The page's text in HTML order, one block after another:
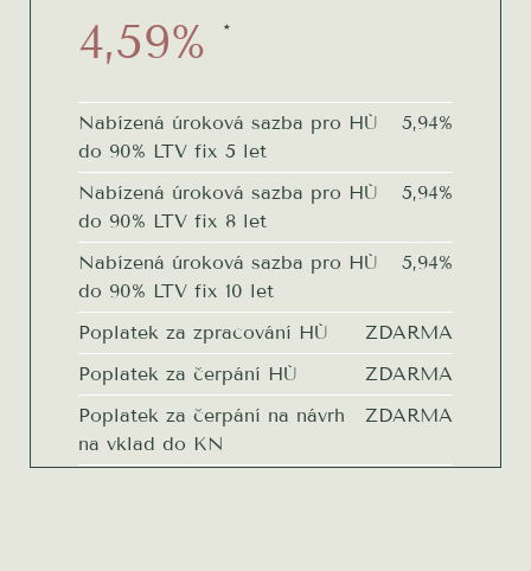
4,59% *
Nabízená úroková sazba pro HÚ
do 90% LTV fix 5 let
5,94%
Nabízená úroková sazba pro HÚ
do 90% LTV fix 8 let
5,94%
Nabízená úroková sazba pro HÚ
do 90% LTV fix 10 let
5,94%
Poplatek za zpracování HÚ
ZDARMA
Poplatek za čerpání HÚ
ZDARMA
Poplatek za čerpání na návrh
na vklad do KN
ZDARMA